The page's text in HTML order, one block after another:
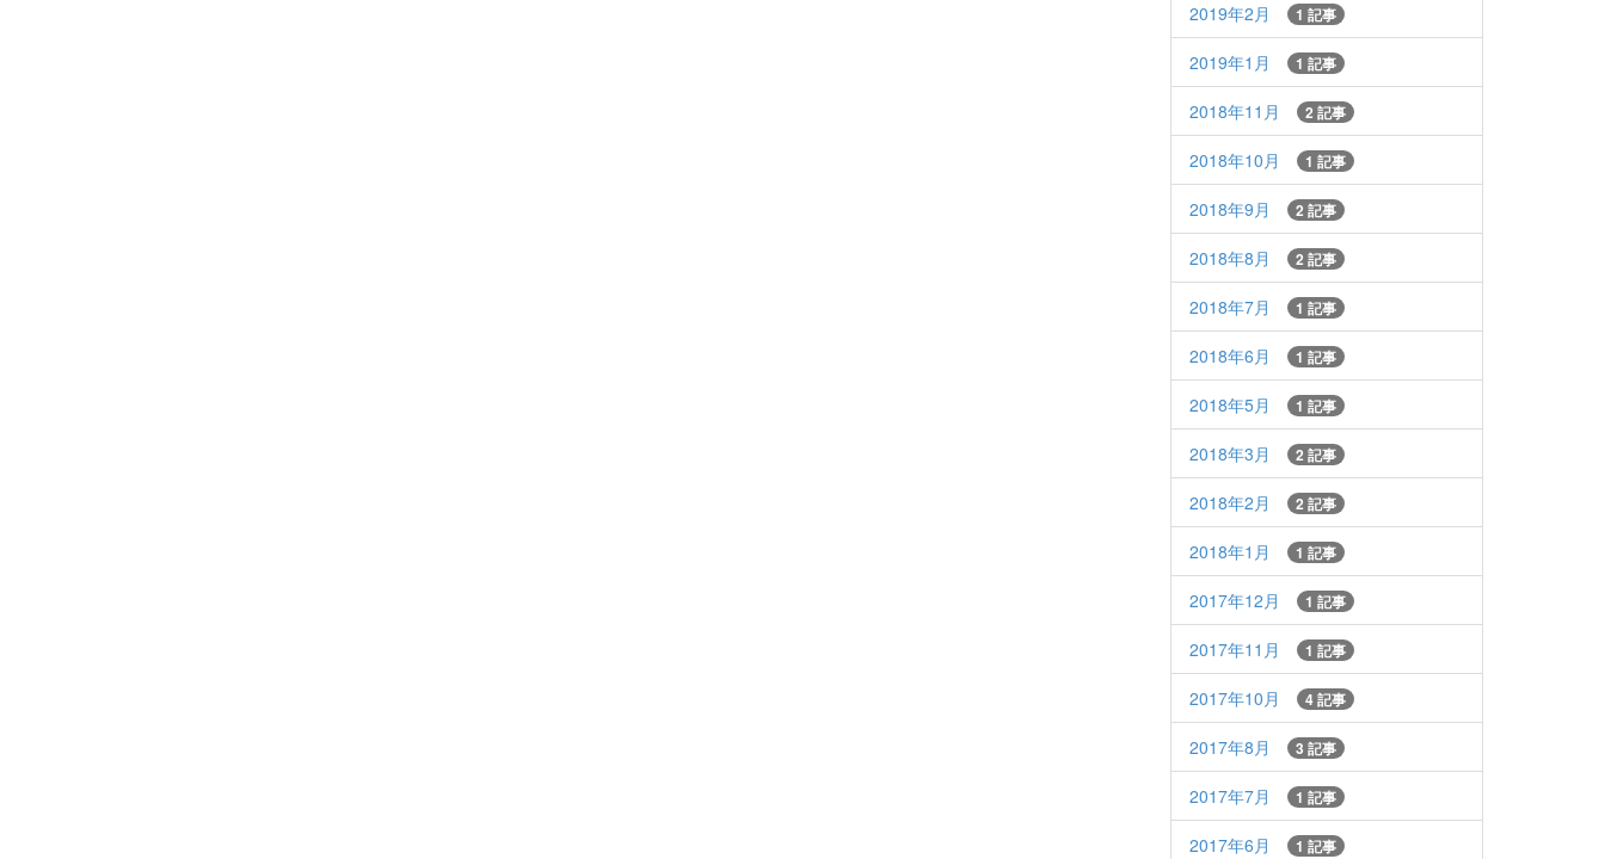
2019年2月 1 記事
2019年1月 1 記事
2018年11月 2 記事
2018年10月 1 記事
2018年9月 2 記事
2018年8月 2 記事
2018年7月 1 記事
2018年6月 1 記事
2018年5月 1 記事
2018年3月 2 記事
2018年2月 2 記事
2018年1月 1 記事
2017年12月 1 記事
2017年11月 1 記事
2017年10月 4 記事
2017年8月 3 記事
2017年7月 1 記事
2017年6月 1 記事